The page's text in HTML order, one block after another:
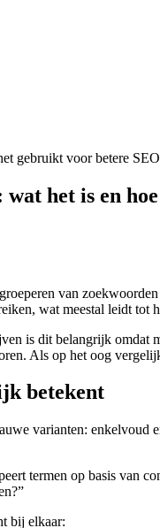
gebruikt voor betere SEO
het is en
van
wat meestal leidt
is dit belangrijk
Als op het oog
betekent
varianten:
termen op basis van
bij elkaar: